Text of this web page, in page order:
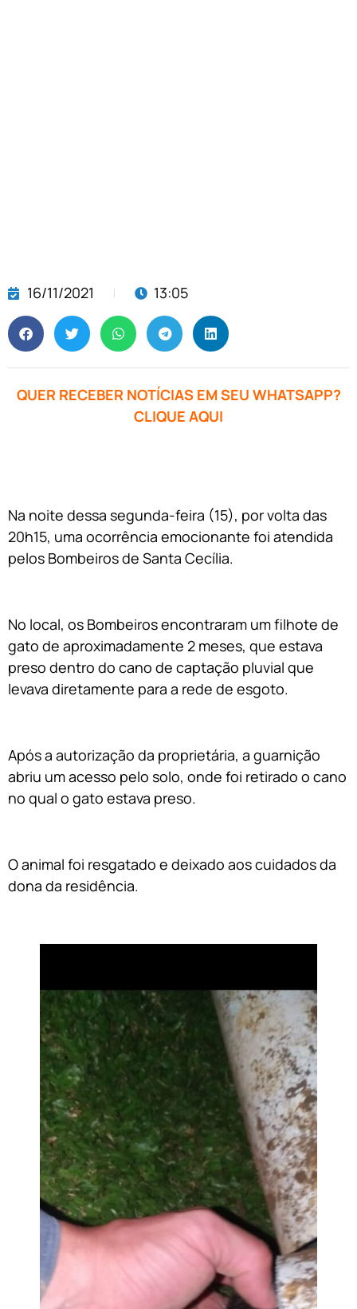
16/11/2021 13:05
QUER RECEBER NOTÍCIAS EM SEU WHATSAPP?
CLIQUE AQUI
Na noite dessa segunda-feira (15), por volta das
20h15, uma ocorrência emocionante foi atendida
pelos Bombeiros de Santa Cecília.
No local, os Bombeiros encontraram um filhote de
gato de aproximadamente 2 meses, que estava
preso dentro do cano de captação pluvial que
levava diretamente para a rede de esgoto.
Após a autorização da proprietária, a guarnição
abriu um acesso pelo solo, onde foi retirado o cano
no qual o gato estava preso.
O animal foi resgatado e deixado aos cuidados da
dona da residência.